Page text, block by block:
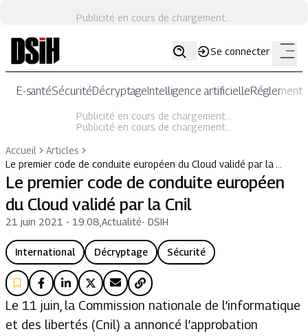
Publicité en cours de chargement...
Se connecter
E-santéSécuritéDécryptageIntelligence artificielle
Publicité en cours de chargement...
Publicité en cours de chargement...
Accueil
Articles
Le premier code de conduite européen du Cloud validé par la …
Le premier code de conduite européen
du Cloud validé par la Cnil
21 juin 2021 - 19:08 Actualité- DSIH
International Décryptage Sécurité
Le 11 juin, la Commission nationale de l’informatique
et des libertés (Cnil) a annoncé l’approbation